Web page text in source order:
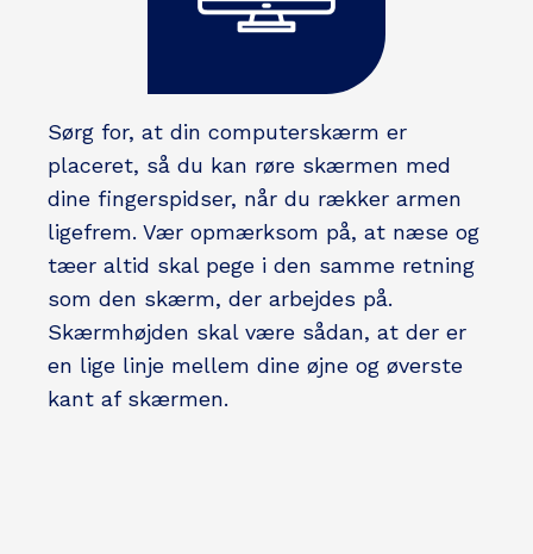
Sørg for, at din computerskærm er
placeret, så du kan røre skærmen med
dine fingerspidser, når du rækker armen
ligefrem. Vær opmærksom på, at næse og
tæer altid skal pege i den samme retning
som den skærm, der arbejdes på.
Skærmhøjden skal være sådan, at der er
en lige linje mellem dine øjne og øverste
kant af skærmen.